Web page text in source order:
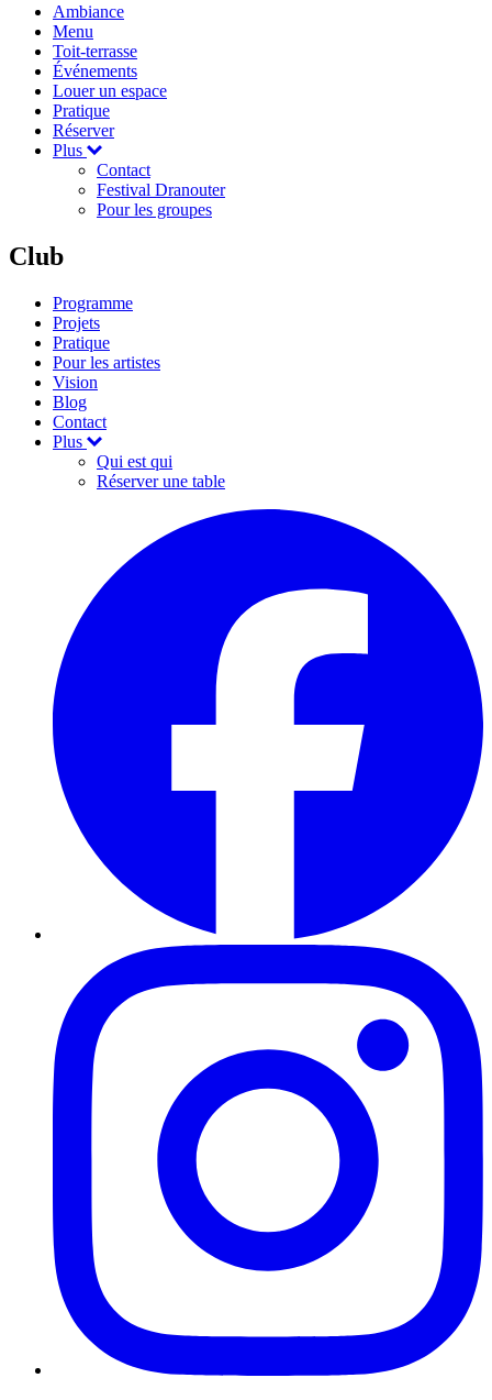
Ambiance
Menu
Toit-terrasse
Événements
Louer un espace
Pratique
Réserver
Plus
Contact
Festival Dranouter
Pour les groupes
Club
Programme
Projets
Pratique
Pour les artistes
Vision
Blog
Contact
Plus
Qui est qui
Réserver une table